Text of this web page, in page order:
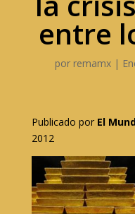
entre
por remamx|
Publicado por El
2012